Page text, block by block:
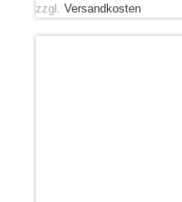
zzgl. Versandkosten